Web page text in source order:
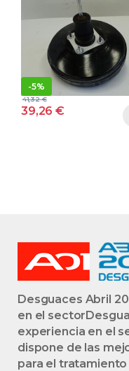
EDITION [1,6
– 75 KW] BSE
1K1614105AK
GRIS OSCURO
CON BOMBA
-5%
39,26€
41,32€
Desguaces Abril
en el
experiencia en el
dispone de las
para el